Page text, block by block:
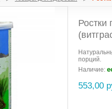
порций.
Наличие:
553,00